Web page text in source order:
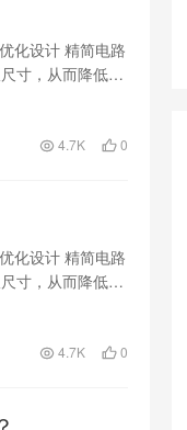
化设计 精简电路
寸，从而降低材
4.7K 0
化设计 精简电路
寸，从而降低材
4.7K 0